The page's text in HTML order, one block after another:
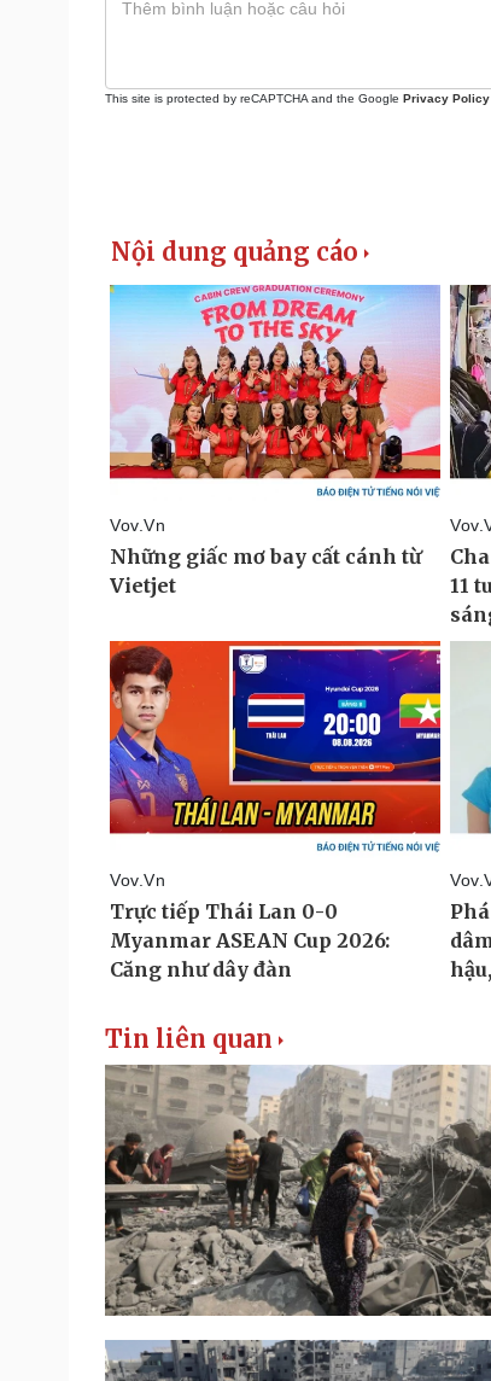
This site is protected by reCAPTCHA and the Google Privacy Policy
Tin liên quan